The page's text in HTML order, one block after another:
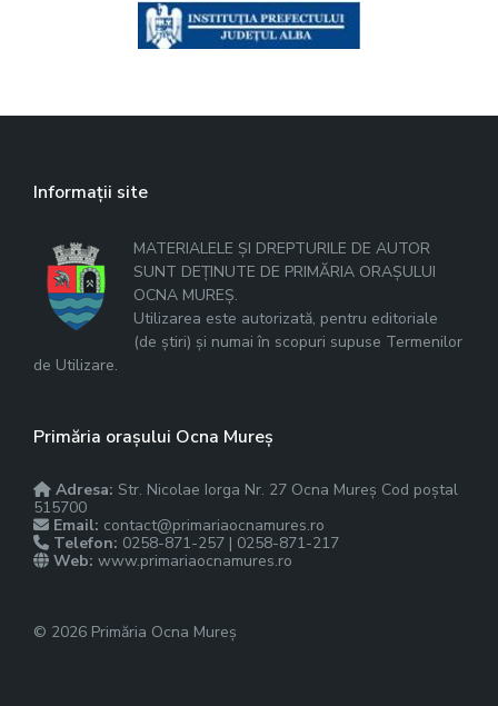
Informații site
MATERIALELE ȘI DREPTURILE DE AUTOR
SUNT DEȚINUTE DE PRIMĂRIA ORAȘULUI
OCNA MUREȘ.
Utilizarea este autorizată, pentru editoriale
(de știri) și numai în scopuri supuse Termenilor
de Utilizare.
Primăria orașului Ocna Mureș
Adresa: Str. Nicolae Iorga Nr. 27 Ocna Mureș Cod poștal
515700
Email: contact@primariaocnamures.ro
Telefon: 0258-871-257 | 0258-871-217
Web: www.primariaocnamures.ro
© 2026 Primăria Ocna Mureș